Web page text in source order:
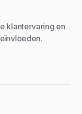
klantervaring en